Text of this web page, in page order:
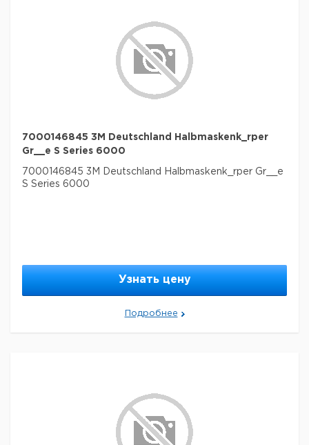
7000146845 3M Deutschland Halbmaskenk_rper
Gr__e S Series 6000
7000146845 3M Deutschland Halbmaskenk_rper Gr__e
S Series 6000
Узнать цену
Подробнее